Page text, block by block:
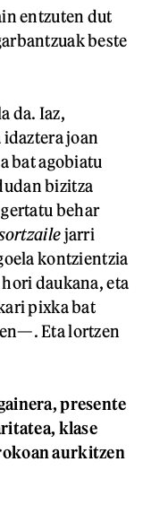
entzuten dut
beste
da. Iaz,
joan
bat agobiatu
bizitza
behar
jarri
kontzientzia
daukana, eta
pixka bat
Eta lortzen
presente
klase
aurkitzen